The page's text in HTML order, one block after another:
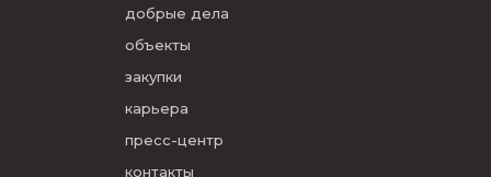
добрые дела
объекты
закупки
карьера
пресс-центр
контакты